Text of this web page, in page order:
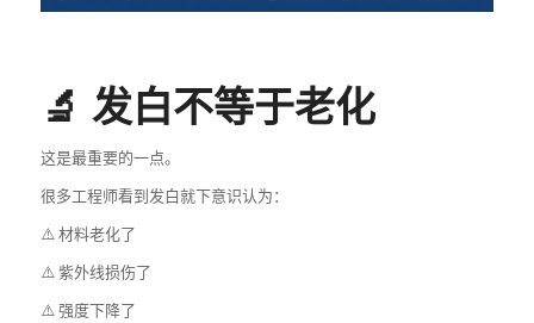
🔬 发白不等于老化
这是最重要的一点。
很多工程师看到发白就下意识认为：
⚠️ 材料老化了
⚠️ 紫外线损伤了
⚠️ 强度下降了